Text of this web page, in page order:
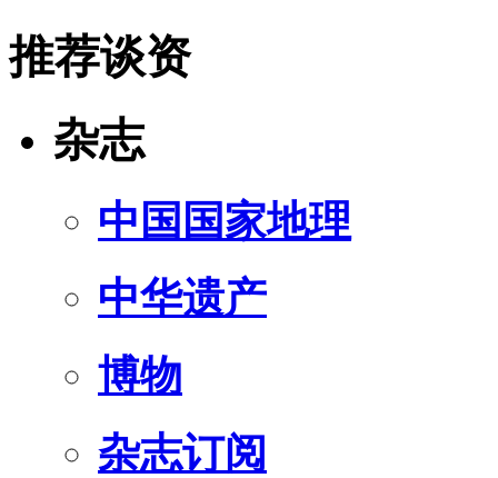
推荐谈资
杂志
中国国家地理
中华遗产
博物
杂志订阅